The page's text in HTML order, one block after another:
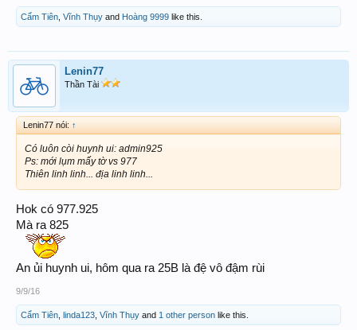
Cẩm Tiên Vĩnh Thụy and Hoàng 9999 like this.
Lenin77
Thần Tài
Lenin77 nói: ↑
Có luôn còi huynh ui: admin925
Ps: mới lụm mấy tờ vs 977
Thiên linh linh... địa linh linh...
Hok có 977.925
Mà ra 825
An ủi huynh ui, hôm qua ra 25B là đệ vô đậm rùi
9/9/16
Cẩm Tiên linda123 Vĩnh Thụy and 1 other person like this.